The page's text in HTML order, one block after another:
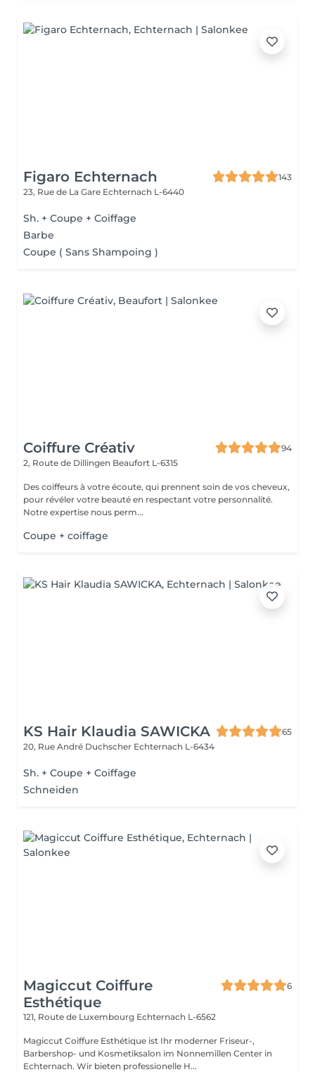
Figaro Echternach
143
23, Rue de La Gare Echternach L-6440
Sh. + Coupe + Coiffage
Barbe
Coupe ( Sans Shampoing )
Coiffure Créativ
94
2, Route de Dillingen Beaufort L-6315
Des coiffeurs à votre écoute, qui prennent soin de vos cheveux,
pour révéler votre beauté en respectant votre personnalité.
Notre expertise nous perm...
Coupe + coiffage
KS Hair Klaudia SAWICKA
65
20, Rue André Duchscher Echternach L-6434
Sh. + Coupe + Coiffage
Schneiden
Magiccut Coiffure
Esthétique
6
121, Route de Luxembourg Echternach L-6562
Magiccut Coiffure Esthétique ist Ihr moderner Friseur-,
Barbershop- und Kosmetiksalon im Nonnemillen Center in
Echternach. Wir bieten professionelle H...